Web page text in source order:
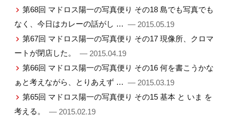
第68回 マドロス陽一の写真便り その18 島でも写真でも
なく、今日はカレーの話がし … — 2015.05.19
第67回 マドロス陽一の写真便り その17 現像所、クロマ
ートが閉店した。
— 2015.04.19
第66回 マドロス陽一の写真便り その16 何を書こうかな
ぁと考えながら、とりあえず … — 2015.03.19
第65回 マドロス陽一の写真便り その15 基本 と いま を
考える。
— 2015.02.19